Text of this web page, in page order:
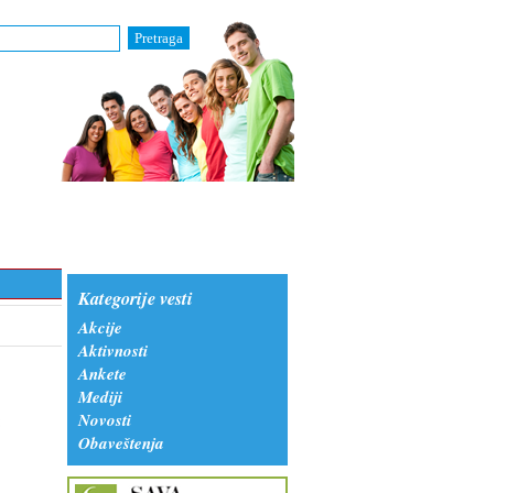
Pretraga
Kategorije vesti
Akcije
Aktivnosti
Ankete
Mediji
Novosti
Obaveštenja